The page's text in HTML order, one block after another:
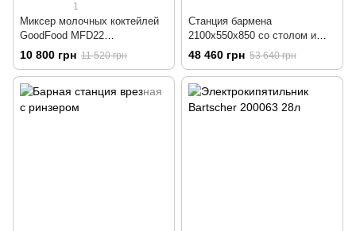
1
Миксер молочных коктейлей
GoodFood MFD22
двухпостовой
10 800 грн 11 520 грн
Станция бармена
2100х550х850 со столом и
мойкой
48 460 грн 53 640 грн